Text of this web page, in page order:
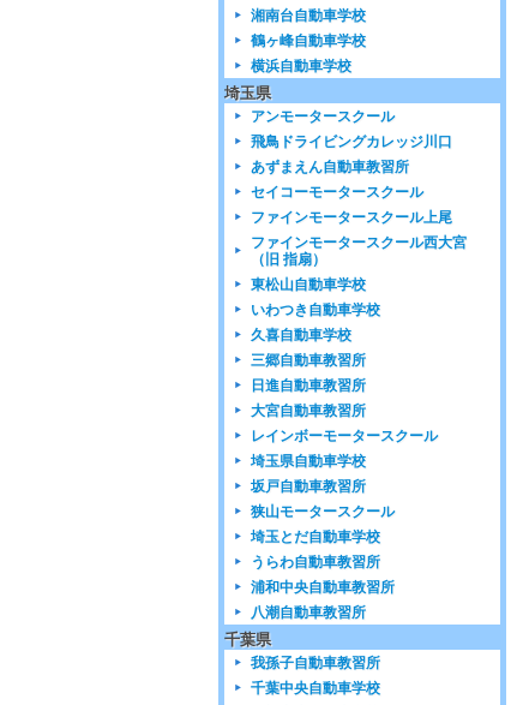
湘南台自動車学校
鶴ヶ峰自動車学校
横浜自動車学校
埼玉県
アンモータースクール
飛鳥ドライビングカレッジ川口
あずまえん自動車教習所
セイコーモータースクール
ファインモータースクール上尾
ファインモータースクール西大宮
（旧 指扇）
東松山自動車学校
いわつき自動車学校
久喜自動車学校
三郷自動車教習所
日進自動車教習所
大宮自動車教習所
レインボーモータースクール
埼玉県自動車学校
坂戸自動車教習所
狭山モータースクール
埼玉とだ自動車学校
うらわ自動車教習所
浦和中央自動車教習所
八潮自動車教習所
千葉県
我孫子自動車教習所
千葉中央自動車学校